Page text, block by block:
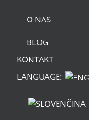
O NÁS
BLOG
KONTAKT
LANGUAGE: